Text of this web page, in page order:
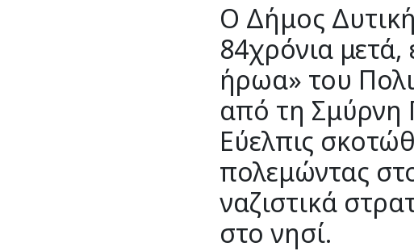
Ο Δήμος
84χρόνια μετά,
ήρωα» του
από τη Σμύρνη
Εύελπις
πολεμώντας
ναζιστικά
στο νησί.